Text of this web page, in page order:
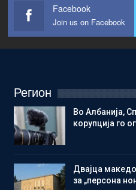
Facebook
Join us on Facebook
Регион
Во Албанија,
корупција го
Двајца
за „персона